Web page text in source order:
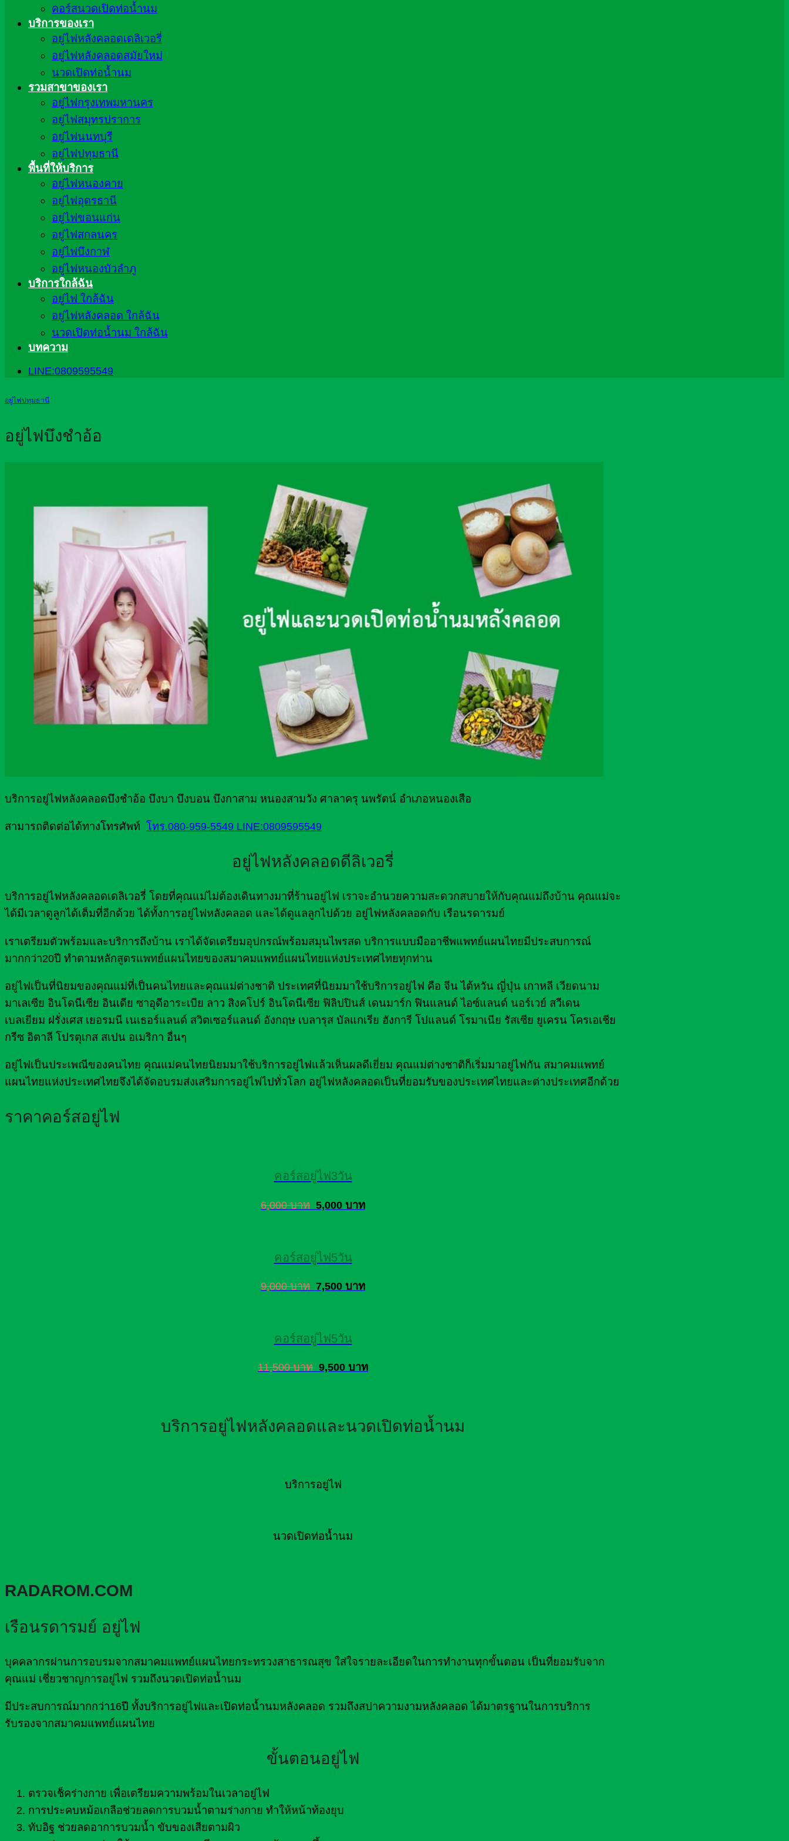
คอร์สนวดเปิดท่อน้ำนม
บริการของเรา
อยู่ไฟหลังคลอดเดลิเวอรี่
อยู่ไฟหลังคลอดสมัยใหม่
นวดเปิดท่อน้ำนม
รวมสาขาของเรา
อยู่ไฟกรุงเทพมหานคร
อยู่ไฟสมุทรปราการ
อยู่ไฟนนทบุรี
อยู่ไฟปทุมธานี
พื้นที่ให้บริการ
อยู่ไฟหนองคาย
อยู่ไฟอุดรธานี
อยู่ไฟขอนแก่น
อยู่ไฟสกลนคร
อยู่ไฟบึงกาฬ
อยู่ไฟหนองบัวลำภู
บริการใกล้ฉัน
อยู่ไฟ ใกล้ฉัน
อยู่ไฟหลังคลอด ใกล้ฉัน
นวดเปิดท่อน้ำนม ใกล้ฉัน
บทความ
LINE:0809595549
อยู่ไฟปทุมธานี
อยู่ไฟบึงชำอ้อ
บริการอยู่ไฟหลังคลอดบึงชำอ้อ บึงบา บึงบอน บึงกาสาม หนองสามวัง ศาลาครุ นพรัตน์ อำเภอหนองเสือ
สามารถติดต่อได้ทางโทรศัพท์ โทร.080-959-5549 LINE:0809595549
อยู่ไฟหลังคลอดดีลิเวอรี่
บริการอยู่ไฟหลังคลอดเดลิเวอรี่ โดยที่คุณแม่ไม่ต้องเดินทางมาที่ร้านอยู่ไฟ เราจะอำนวยความสะดวกสบายให้กับคุณแม่ถึงบ้าน คุณแม่จะ
ได้มีเวลาดูลูกได้เต็มที่อีกด้วย ได้ทั้งการอยู่ไฟหลังคลอด และได้ดูแลลูกไปด้วย อยู่ไฟหลังคลอดกับ เรือนรดารมย์
เราเตรียมตัวพร้อมและบริการถึงบ้าน เราได้จัดเตรียมอุปกรณ์พร้อมสมุนไพรสด บริการแบบมืออาชีพแพทย์แผนไทยมีประสบการณ์
มากกว่า20ปี ทำตามหลักสูตรแพทย์แผนไทยของสมาคมแพทย์แผนไทยแห่งประเทศไทยทุกท่าน
อยู่ไฟเป็นที่นิยมของคุณแม่ที่เป็นคนไทยและคุณแม่ต่างชาติ ประเทศที่นิยมมาใช้บริการอยู่ไฟ คือ จีน ไต้หวัน ญี่ปุ่น เกาหลี เวียดนาม
มาเลเซีย อินโดนีเซีย อินเดีย ซาอุดีอาระเบีย ลาว สิงคโปร์ อินโดนีเซีย ฟิลิปปินส์ เดนมาร์ก ฟินแลนด์ ไอซ์แลนด์ นอร์เวย์ สวีเดน
เบลเยียม ฝรั่งเศส เยอรมนี เนเธอร์แลนด์ สวิตเซอร์แลนด์ อังกฤษ เบลารุส บัลแกเรีย ฮังการี โปแลนด์ โรมาเนีย รัสเซีย ยูเครน โครเอเชีย
กรีซ อิตาลี โปรตุเกส สเปน อเมริกา อื่นๆ
อยู่ไฟเป็นประเพณีของคนไทย คุณแม่คนไทยนิยมมาใช้บริการอยู่ไฟแล้วเห็นผลดีเยี่ยม คุณแม่ต่างชาติก็เริ่มมาอยู่ไฟกัน สมาคมแพทย์
แผนไทยแห่งประเทศไทยจึงได้จัดอบรมส่งเสริมการอยู่ไฟไปทั่วโลก อยู่ไฟหลังคลอดเป็นที่ยอมรับของประเทศไทยและต่างประเทศอีกด้วย
ราคาคอร์สอยู่ไฟ
คอร์สอยู่ไฟ3วัน
6,000 บาท 5,000 บาท
คอร์สอยู่ไฟ5วัน
9,000 บาท 7,500 บาท
คอร์สอยู่ไฟ5วัน
11,500 บาท 9,500 บาท
บริการอยู่ไฟหลังคลอดและนวดเปิดท่อน้ำนม
บริการอยู่ไฟ
นวดเปิดท่อน้ำนม
RADAROM.COM
เรือนรดารมย์ อยู่ไฟ
บุคคลากรผ่านการอบรมจากสมาคมแพทย์แผนไทยกระทรวงสาธารณสุข ใส่ใจรายละเอียดในการทำงานทุกขั้นตอน เป็นที่ยอมรับจาก
คุณแม่ เชี่ยวชาญการอยู่ไฟ รวมถึงนวดเปิดท่อน้ำนม
มีประสบการณ์มากกว่า16ปี ทั้งบริการอยู่ไฟและเปิดท่อน้ำนมหลังคลอด รวมถึงสปาความงามหลังคลอด ได้มาตรฐานในการบริการ
รับรองจากสมาคมแพทย์แผนไทย
ขั้นตอนอยู่ไฟ
ตรวจเช็คร่างกาย เพื่อเตรียมความพร้อมในเวลาอยู่ไฟ
การประคบหม้อเกลือช่วยลดการบวมน้ำตามร่างกาย ทำให้หน้าท้องยุบ
ทับอิฐ ช่วยลดอาการบวมน้ำ ขับของเสียตามผิว